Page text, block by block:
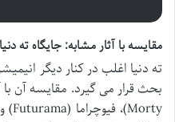
مقایسه با آثار مشابه: جایگاه ته
ته دنیا اغلب در کنار دیگر